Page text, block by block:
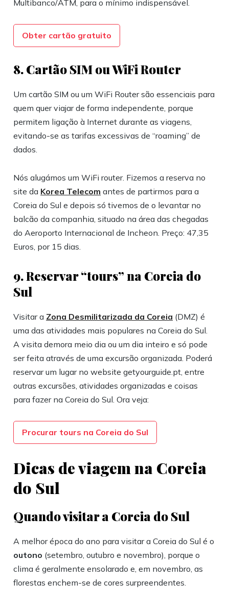
Multibanco/ATM, para o mínimo indispensável.
Obter cartão gratuito
8. Cartão SIM ou WiFi Router
Um cartão SIM ou um WiFi Router são essenciais para
quem quer viajar de forma independente, porque
permitem ligação à Internet durante as viagens,
evitando-se as tarifas excessivas de “roaming” de
dados.
Nós alugámos um WiFi router. Fizemos a reserva no
site da Korea Telecom antes de partirmos para a
Coreia do Sul e depois só tivemos de o levantar no
balcão da companhia, situado na área das chegadas
do Aeroporto Internacional de Incheon. Preço: 47,35
Euros, por 15 dias.
9. Reservar “tours” na Coreia do
Sul
Visitar a Zona Desmilitarizada da Coreia (DMZ) é
uma das atividades mais populares na Coreia do Sul.
A visita demora meio dia ou um dia inteiro e só pode
ser feita através de uma excursão organizada. Poderá
reservar um lugar no website getyourguide.pt, entre
outras excursões, atividades organizadas e coisas
para fazer na Coreia do Sul. Ora veja:
Procurar tours na Coreia do Sul
Dicas de viagem na Coreia
do Sul
Quando visitar a Coreia do Sul
A melhor época do ano para visitar a Coreia do Sul é o
outono (setembro, outubro e novembro), porque o
clima é geralmente ensolarado e, em novembro, as
florestas enchem-se de cores surpreendentes.